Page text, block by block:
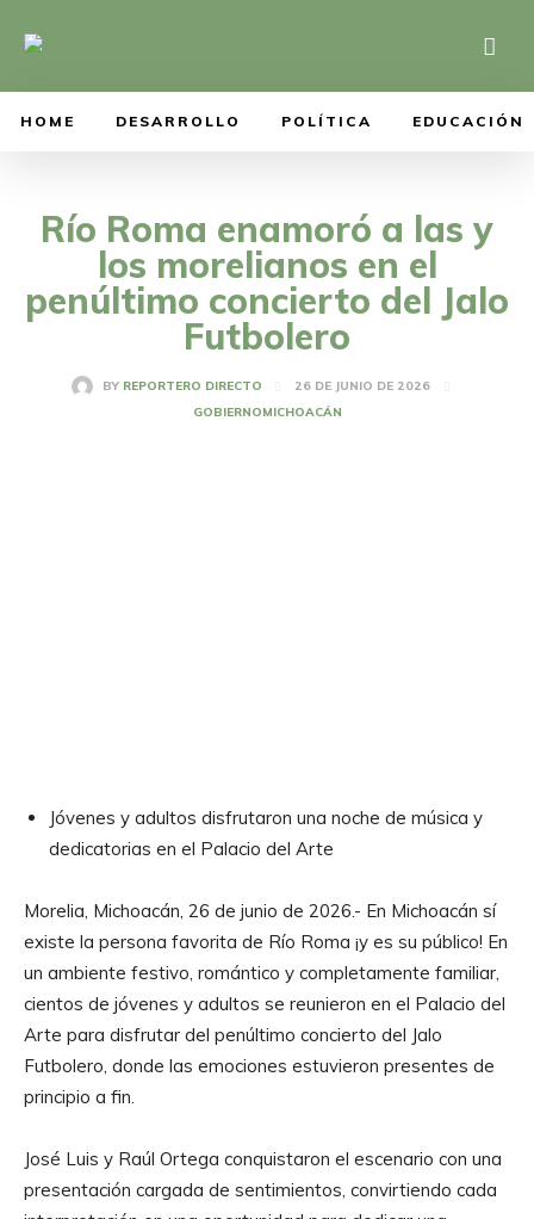
HOME DESARROLLO POLÍTICA EDUCACIÓN
Río Roma enamoró a las y
los morelianos en el
penúltimo concierto del Jalo
Futbolero
BY REPORTERO DIRECTO
26 DE JUNIO DE 2026
GOBIERNOMICHOACÁN
Jóvenes y adultos disfrutaron una noche de música y
dedicatorias en el Palacio del Arte
Morelia, Michoacán, 26 de junio de 2026.- En Michoacán sí
existe la persona favorita de Río Roma ¡y es su público! En
un ambiente festivo, romántico y completamente familiar,
cientos de jóvenes y adultos se reunieron en el Palacio del
Arte para disfrutar del penúltimo concierto del Jalo
Futbolero, donde las emociones estuvieron presentes de
principio a fin.
José Luis y Raúl Ortega conquistaron el escenario con una
presentación cargada de sentimientos, convirtiendo cada